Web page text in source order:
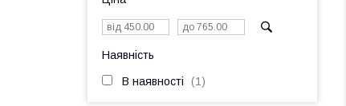
Наявність
В наявності 1